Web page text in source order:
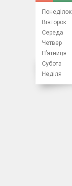
Понеділок
Вівторок
Середа
Четвер
Пʼятниця
Субота
Неділя